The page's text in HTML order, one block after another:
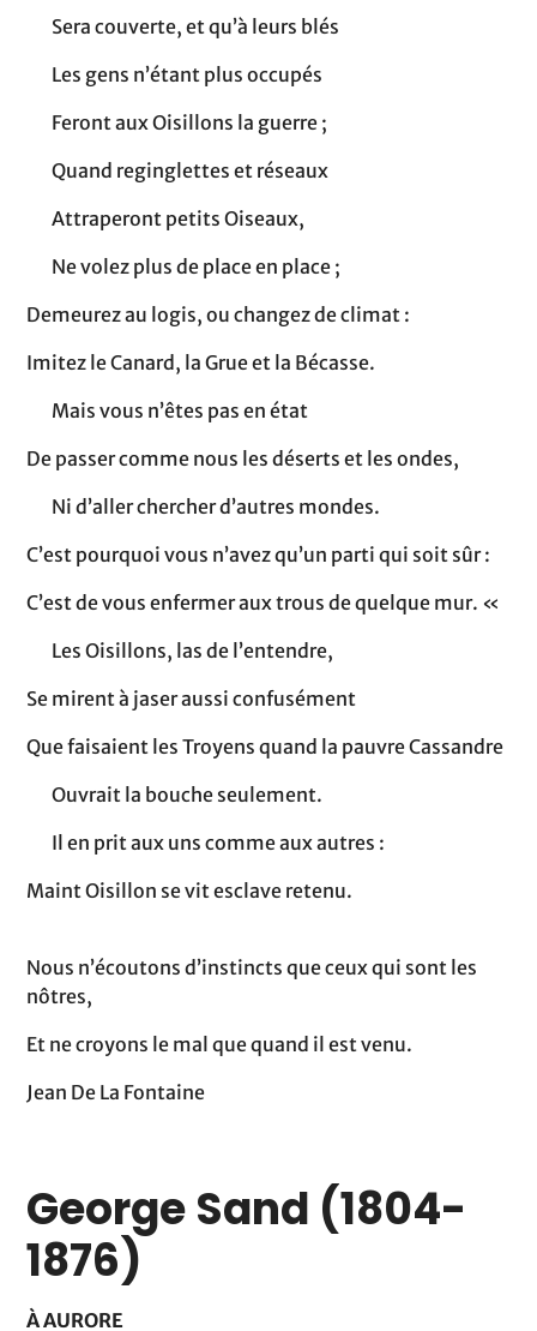
Sera couverte, et qu’à leurs blés
Les gens n’étant plus occupés
Feront aux Oisillons la guerre ;
Quand reginglettes et réseaux
Attraperont petits Oiseaux,
Ne volez plus de place en place ;
Demeurez au logis, ou changez de climat :
Imitez le Canard, la Grue et la Bécasse.
Mais vous n’êtes pas en état
De passer comme nous les déserts et les ondes,
Ni d’aller chercher d’autres mondes.
C’est pourquoi vous n’avez qu’un parti qui soit sûr :
C’est de vous enfermer aux trous de quelque mur. «
Les Oisillons, las de l’entendre,
Se mirent à jaser aussi confusément
Que faisaient les Troyens quand la pauvre Cassandre
Ouvrait la bouche seulement.
Il en prit aux uns comme aux autres :
Maint Oisillon se vit esclave retenu.
Nous n’écoutons d’instincts que ceux qui sont les
nôtres,
Et ne croyons le mal que quand il est venu.
Jean De La Fontaine
George Sand (1804-
1876)
À AURORE